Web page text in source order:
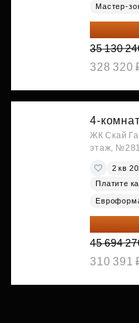
Мастер-
28 104
35 130
328 320
4-
ЖК Скай
этаж, №281
2 кв
Платите
36 098
45 694
310 391